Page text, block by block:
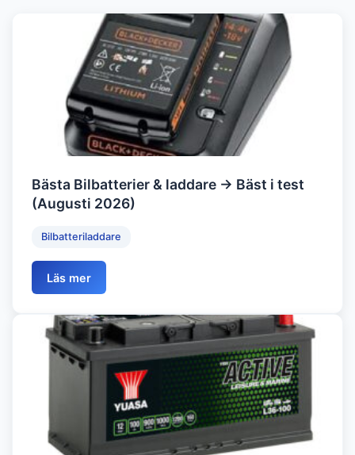
Bästa Bilbatterier & laddare → Bäst i test
(Augusti 2026)
Bilbatteriladdare
Läs mer